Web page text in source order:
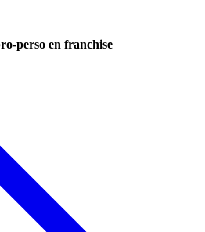
perso en franchise